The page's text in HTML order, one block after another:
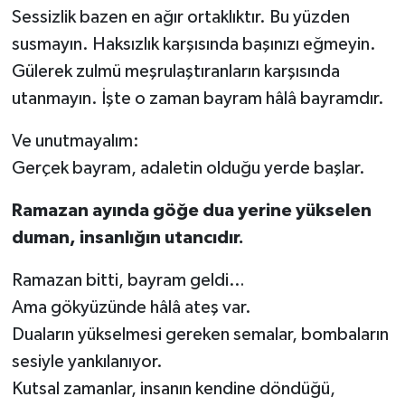
Sessizlik bazen en ağır ortaklıktır. Bu yüzden
susmayın. Haksızlık karşısında başınızı eğmeyin.
Gülerek zulmü meşrulaştıranların karşısında
utanmayın. İşte o zaman bayram hâlâ bayramdır.
Ve unutmayalım:
Gerçek bayram, adaletin olduğu yerde başlar.
Ramazan ayında göğe dua yerine yükselen
duman, insanlığın utancıdır.
Ramazan bitti, bayram geldi…
Ama gökyüzünde hâlâ ateş var.
Duaların yükselmesi gereken semalar, bombaların
sesiyle yankılanıyor.
Kutsal zamanlar, insanın kendine döndüğü,